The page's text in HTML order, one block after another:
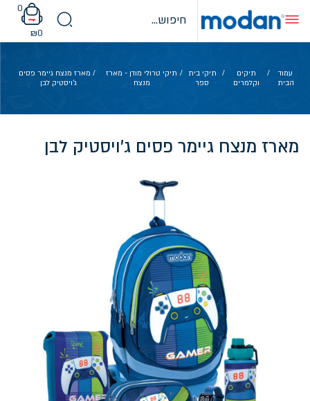
content
0
₪0
עמוד
הבית
/
תיקים
וקלמרים
/
תיקי בית
ספר
/ תיקי טרולי מודן - מארז
מנצח
/ מארז מנצח גיימר פסים
ג'ויסטיק לבן
מארז מנצח גיימר פסים ג'ויסטיק לבן